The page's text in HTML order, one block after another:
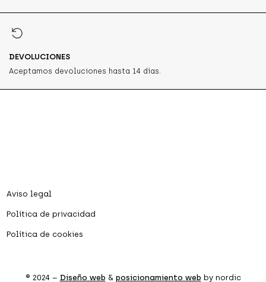
DEVOLUCIONES
Aceptamos devoluciones hasta 14 días.
Aviso legal
Política de privacidad
Política de cookies
® 2024 – Diseño web & posicionamiento web by nordic